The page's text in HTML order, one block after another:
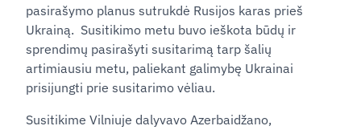
pasirašymo planus sutrukdė Rusijos karas prieš
Ukrainą. Susitikimo metu buvo ieškota būdų ir
sprendimų pasirašyti susitarimą tarp šalių
artimiausiu metu, paliekant galimybę Ukrainai
prisijungti prie susitarimo vėliau.
Susitikime Vilniuje dalyvavo Azerbaidžano,